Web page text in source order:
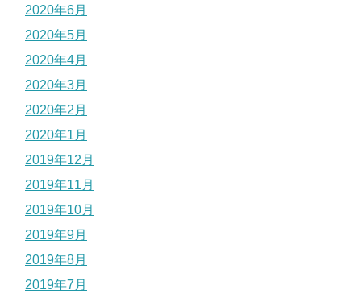
2020年6月
2020年5月
2020年4月
2020年3月
2020年2月
2020年1月
2019年12月
2019年11月
2019年10月
2019年9月
2019年8月
2019年7月